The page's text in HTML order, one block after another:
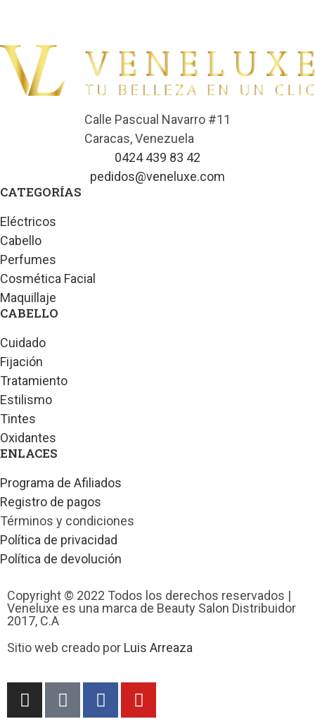
Calle Pascual Navarro #11
Caracas, Venezuela
0424 439 83 42
pedidos@veneluxe.com
CATEGORÍAS
Eléctricos
Cabello
Perfumes
Cosmética Facial
Maquillaje
CABELLO
Cuidado
Fijación
Tratamiento
Estilismo
Tintes
Oxidantes
ENLACES
Programa de Afiliados
Registro de pagos
Términos y condiciones
Política de privacidad
Política de devolución
Copyright © 2022 Todos los derechos reservados |
Veneluxe es una marca de Beauty Salon Distribuidor
2017, C.A
Sitio web creado por Luis Arreaza